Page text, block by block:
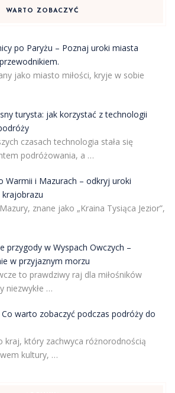
WARTO ZOBACZYĆ
po Paryżu – Poznaj uroki miasta
jako miasto miłości, kryje w sobie
turysta: jak korzystać z technologii
czasach technologia stała się
podróżowania, a …
Warmii i Mazurach – odkryj uroki
znane jako „Kraina Tysiąca Jezior”,
przygody w Wyspach Owczych –
w przyjaznym morzu
to prawdziwy raj dla miłośników
niezwykłe …
Co warto zobaczyć podczas podróży do
kraj, który zachwyca różnorodnością
kultury, …